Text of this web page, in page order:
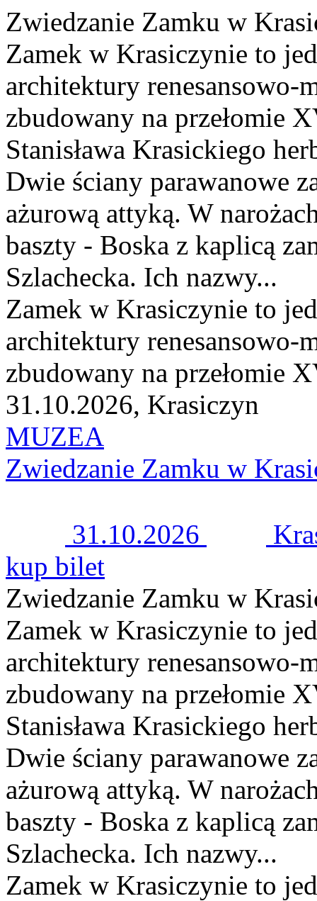
Zwiedzanie Zamku w
Zamek w Krasiczynie to
architektury renesansowo-
zbudowany na przełomie
Stanisława Krasickiego
Dwie ściany parawanowe
ażurową attyką. W
baszty - Boska z kaplicą
Szlachecka. Ich nazwy...
Zamek w Krasiczynie to
architektury renesansowo-
zbudowany na przełomie
31.10.2026, Krasiczyn
MUZEA
Zwiedzanie Zamku w
31.10.2026
kup bilet
Zwiedzanie Zamku w
Zamek w Krasiczynie to
architektury renesansowo-
zbudowany na przełomie
Stanisława Krasickiego
Dwie ściany parawanowe
ażurową attyką. W
baszty - Boska z kaplicą
Szlachecka. Ich nazwy...
Zamek w Krasiczynie to